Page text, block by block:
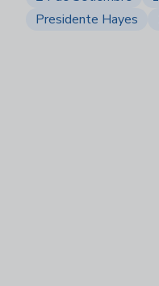
Presidente Hayes